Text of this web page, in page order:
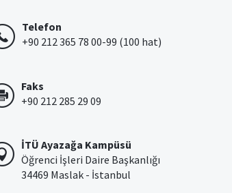
Telefon
+90 212 365 78 00-99 (100 hat)
Faks
+90 212 285 29 09
İTÜ Ayazağa Kampüsü
Öğrenci İşleri Daire Başkanlığı
34469 Maslak - İstanbul